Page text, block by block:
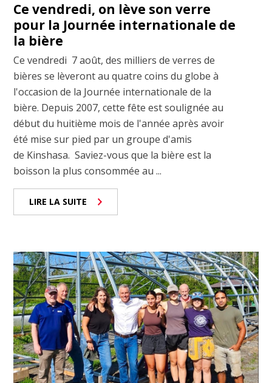
Ce vendredi, on lève son verre
pour la Journée internationale de
la bière
Ce vendredi 7 août, des milliers de verres de
bières se lèveront au quatre coins du globe à
l'occasion de la Journée internationale de la
bière. Depuis 2007, cette fête est soulignée au
début du huitième mois de l'année après avoir
été mise sur pied par un groupe d'amis
de Kinshasa. Saviez-vous que la bière est la
boisson la plus consommée au ...
LIRE LA SUITE